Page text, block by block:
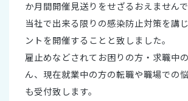
か月間開催見送りをせざるおえませんで
当社で出来る限りの感染防止対策を講
ントを開催することと致しました。
雇止めなどされてお困りの方・求職中
ん、現在就業中の方の転職や職場での
も受付致します。